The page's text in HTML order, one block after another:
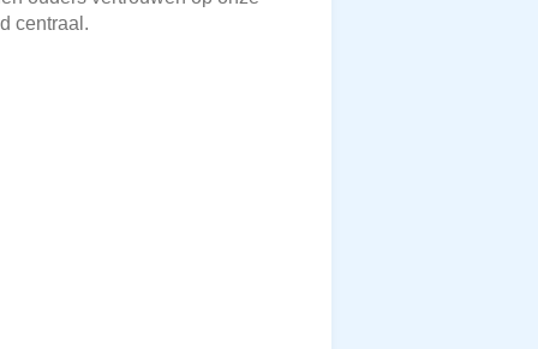
centraal.